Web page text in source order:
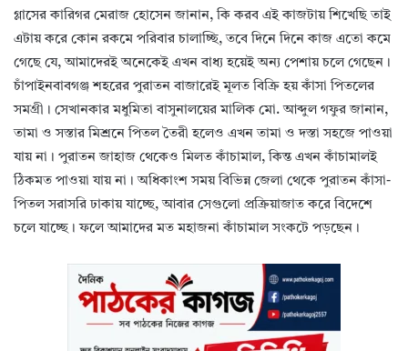
গ্লাসের কারিগর মেরাজ হোসেন জানান, কি করব এই কাজটায় শিখেছি তাই
এটায় করে কোন রকমে পরিবার চালাচ্ছি, তবে দিনে দিনে কাজ এতো কমে
গেছে যে, আমাদেরই অনেকেই এখন বাধ্য হয়েই অন্য পেশায় চলে গেছেন।
চাঁপাইনবাবগঞ্জ শহরের পুরাতন বাজারেই মূলত বিক্রি হয় কাঁসা পিতলের
সমগ্রী। সেখানকার মধুমিতা বাসুনালয়ের মালিক মো. আব্দুল গফুর জানান,
তামা ও সস্তার মিশ্রনে পিতল তৈরী হলেও এখন তামা ও দস্তা সহজে পাওয়া
যায় না। পুরাতন জাহাজ থেকেও মিলত কাঁচামাল, কিন্ত এখন কাঁচামালই
ঠিকমত পাওয়া যায় না। অধিকাংশ সময় বিভিন্ন জেলা থেকে পুরাতন কাঁসা-
পিতল সরাসরি ঢাকায় যাচ্ছে, আবার সেগুলো প্রক্রিয়াজাত করে বিদেশে
চলে যাচ্ছে। ফলে আমাদের মত মহাজনা কাঁচামাল সংকটে পড়ছেন।